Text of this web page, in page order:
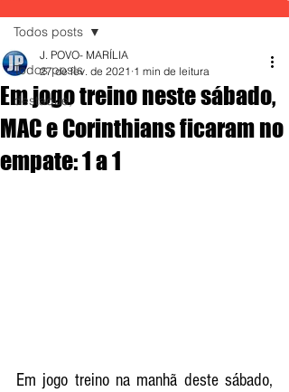
Todos posts
destaque,
Todos posts
Em jogo treino neste sábado,
MAC e Corinthians ficaram no
empate: 1 a 1
J. POVO- MARÍLIA
27 de fev. de 2021 1 min de leitura
Em jogo treino na manhã deste sábado,